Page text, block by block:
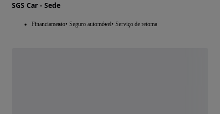
SGS Car - Sede
Financiamento Seguro automóvel Serviço de retoma